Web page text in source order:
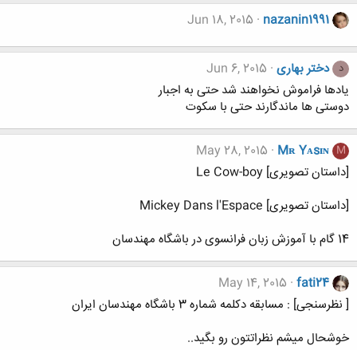
nazanin1991
Jun 18, 2015
د دختر بهاری Jun 6, 2015
یادها فراموش نخواهند شد حتی به اجبار
دوستی ها ماندگارند حتی با سکوت
M
Mʀ Yᴀsɪɴ
May 28, 2015
[داستان تصویری] Le Cow-boy
[داستان تصویری] Mickey Dans l'Espace
14 گام با آموزش زبان فرانسوی در باشگاه مهندسان
fati24
May 14, 2015
[ نظرسنجی] : مسابقه دکلمه شماره 3 باشگاه مهندسان ایران
خوشحال میشم نظراتتون رو بگید..